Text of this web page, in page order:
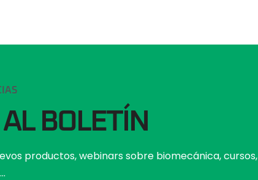
BOLETÍN
productos, webinars sobre biomecánica, cursos,